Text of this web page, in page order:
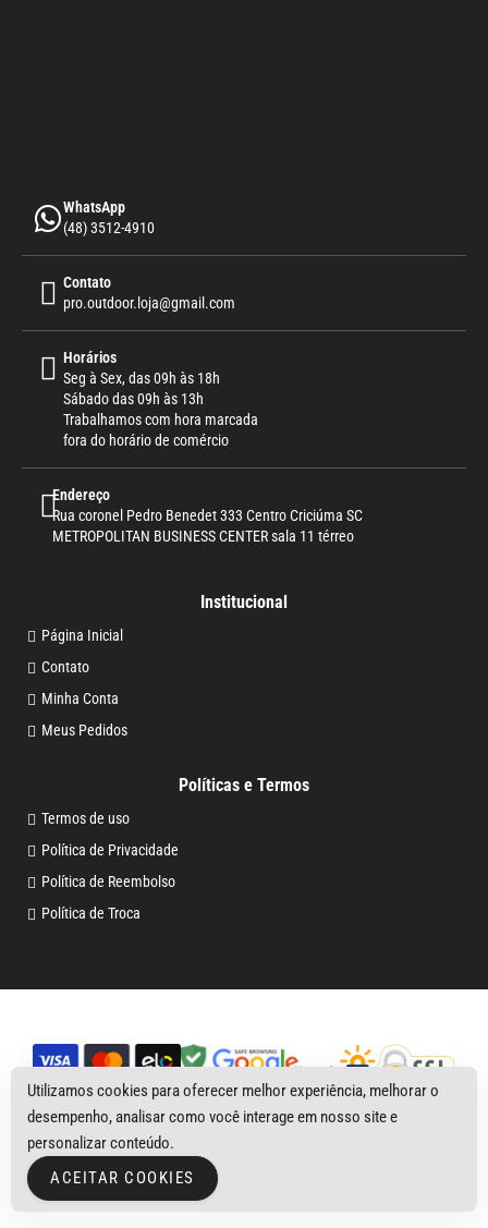
WhatsApp
(48) 3512-4910
Contato
pro.outdoor.loja@gmail.com
Horários
Seg à Sex, das 09h às 18h
Sábado das 09h às 13h
Trabalhamos com hora marcada
fora do horário de comércio
Endereço
Rua coronel Pedro Benedet 333 Centro Criciúma SC
METROPOLITAN BUSINESS CENTER sala 11 térreo
Institucional
Página Inicial
Contato
Minha Conta
Meus Pedidos
Políticas e Termos
Termos de uso
Política de Privacidade
Política de Reembolso
Política de Troca
Copyright © 2026
CNPJ 29.230.179/0001-55
Utilizamos cookies para oferecer melhor experiência, melhorar o
desempenho, analisar como você interage em nosso site e
personalizar conteúdo.
ACEITAR COOKIES